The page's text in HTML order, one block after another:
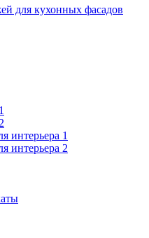
для кухонных фасадов
интерьера 1
интерьера 2